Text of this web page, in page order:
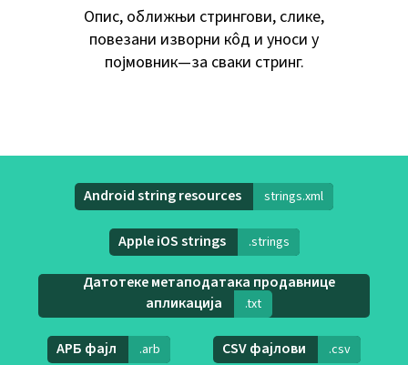
Опис, оближњи стрингови, слике,
повезани изворни кôд и уноси у
појмовник—за сваки стринг.
Android string resources strings.xml
Apple iOS strings .strings
Датотеке метаподатака продавнице
апликација
.txt
АРБ фајл .arb CSV фајлови .csv